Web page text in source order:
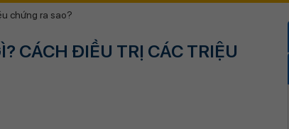
chứng ra sao?
CÁCH ĐIỀU TRỊ CÁC TRIỆU